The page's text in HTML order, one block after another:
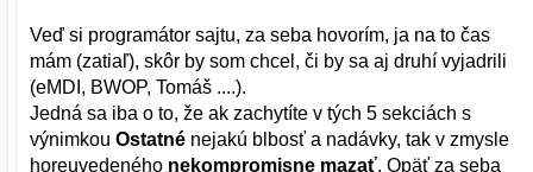
Veď si programátor sajtu, za seba hovorím, ja na to čas
mám (zatiaľ), skôr by som chcel, či by sa aj druhí vyjadrili
(eMDI, BWOP, Tomáš ....).
Jedná sa iba o to, že ak zachytíte v tých 5 sekciách s
výnimkouOstatné nejakú blbosť a nadávky, tak v zmysle
horeuvedeného nekompromisne mazať. Opäť za seba